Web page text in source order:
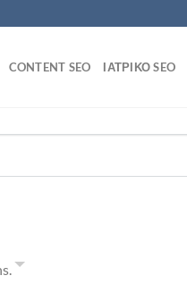
CONTENT SEO ΙΑΤΡΙΚΌ SEO